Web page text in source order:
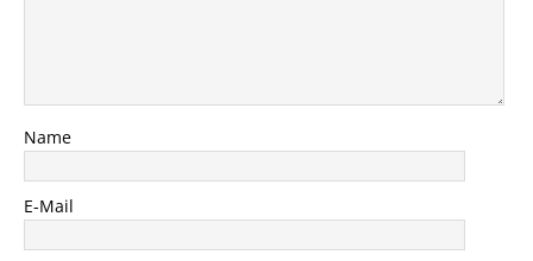
Name
E-Mail